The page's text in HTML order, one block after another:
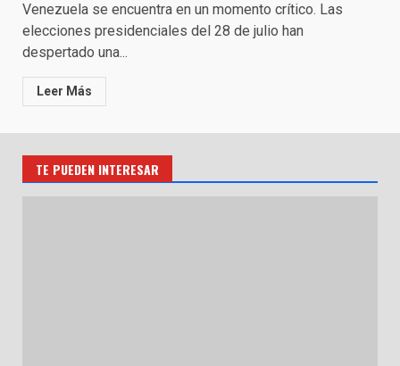
Venezuela se encuentra en un momento crítico. Las
elecciones presidenciales del 28 de julio han
despertado una...
Leer Más
TE PUEDEN INTERESAR